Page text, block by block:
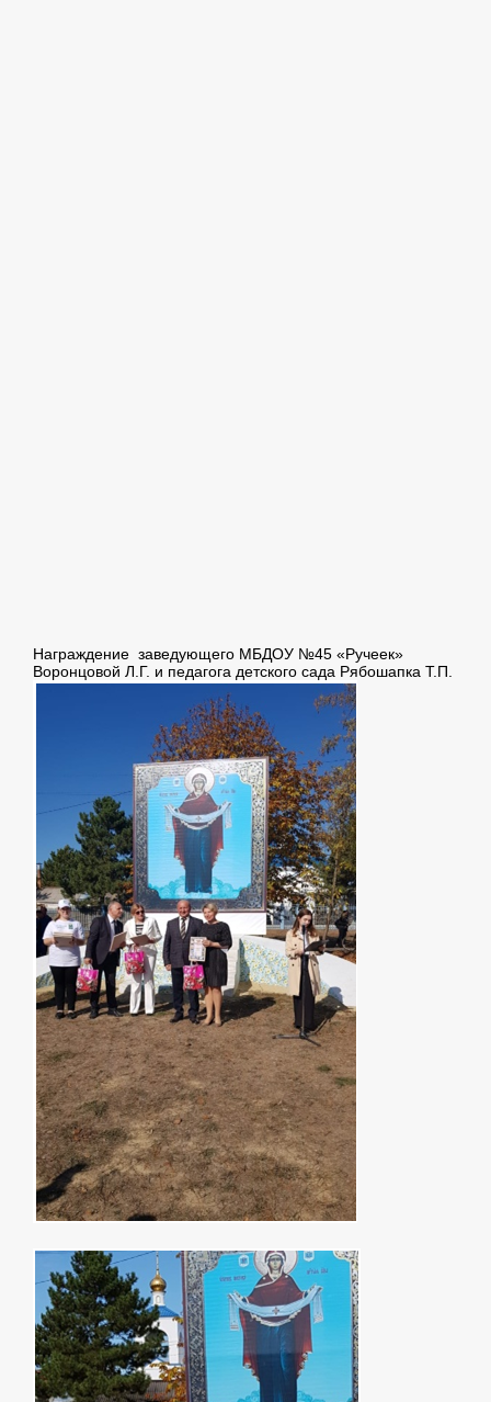
Награждение заведующего МБДОУ №45 «Ручеек»
Воронцовой Л.Г. и педагога детского сада Рябошапка Т.П.